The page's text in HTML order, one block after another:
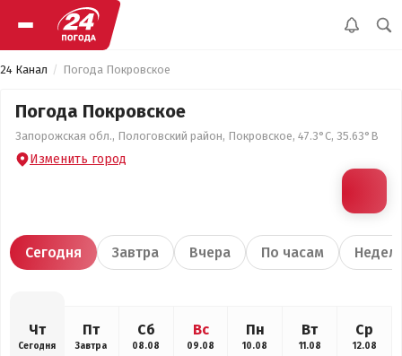
24 Канал Погода Покровское
Погода Покровское
Запорожская обл., Пологовский район, Покровское, 47.3°С, 35.63°В
Изменить город
Сегодня Завтра Вчера По часам
Чт
Сегодня
Пт
Завтра
Сб
08.08
Вс
09.08
Пн
10.08
Вт
11.08
Ср
12.08